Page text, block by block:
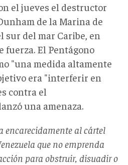
el jueves el destructor
de la Marina de
sur del mar Caribe, en
fuerza. El Pentágono
"una medida altamente
era "interferir en
contra el
una amenaza.
encarecidamente al cártel
que no emprenda
para obstruir, disuadir o